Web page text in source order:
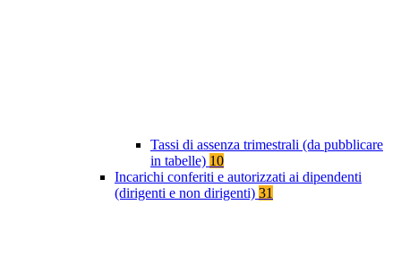
Tassi di assenza trimestrali (da pubblicare
in tabelle) 10
Incarichi conferiti e autorizzati ai dipendenti
(dirigenti e non dirigenti) 31